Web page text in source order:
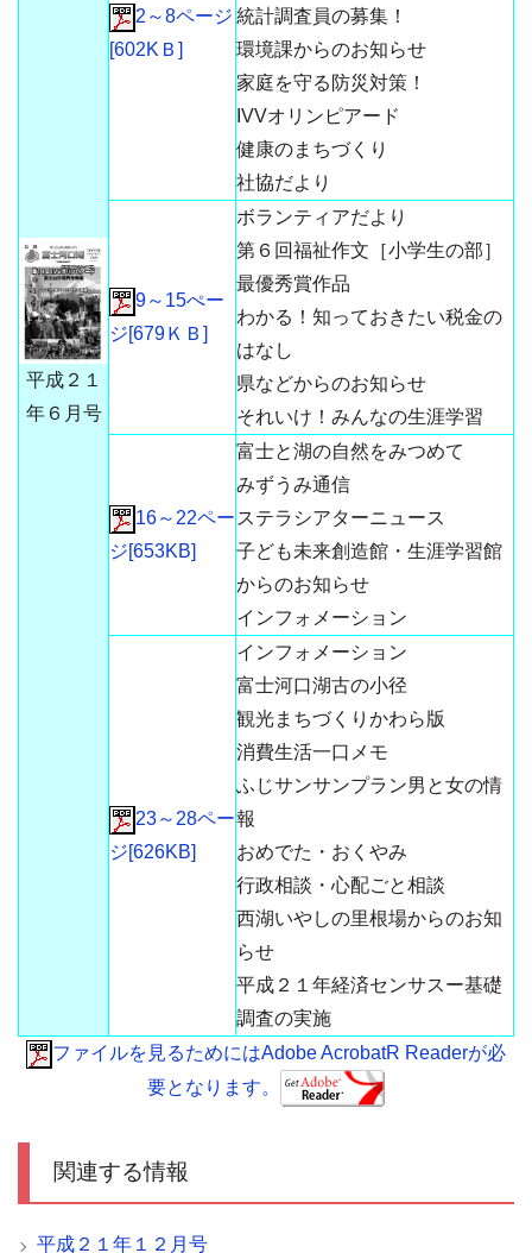
平成２１
年６月号
2～8ページ
[602KＢ]
統計調査員の募集！
環境課からのお知らせ
家庭を守る防災対策！
IVVオリンピアード
健康のまちづくり
社協だより
9～15ぺー
ジ[679ＫＢ]
ボランティアだより
第６回福祉作文［小学生の部］
最優秀賞作品
わかる！知っておきたい税金の
はなし
県などからのお知らせ
それいけ！みんなの生涯学習
16～22ペー
ジ[653KB]
富士と湖の自然をみつめて
みずうみ通信
ステラシアターニュース
子ども未来創造館・生涯学習館
からのお知らせ
インフォメーション
23～28ペー
ジ[626KB]
インフォメーション
富士河口湖古の小径
観光まちづくりかわら版
消費生活一口メモ
ふじサンサンプラン男と女の情
報
おめでた・おくやみ
行政相談・心配ごと相談
西湖いやしの里根場からのお知
らせ
平成２１年経済センサスー基礎
調査の実施
ファイルを見るためにはAdobe AcrobatR Readerが必
要となります。
関連する情報
平成２１年１２月号